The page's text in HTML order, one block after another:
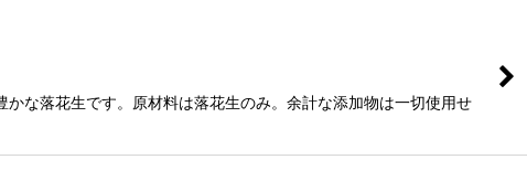
な落花生です。原材料は落花生のみ。余計な添加物は一切使用せ